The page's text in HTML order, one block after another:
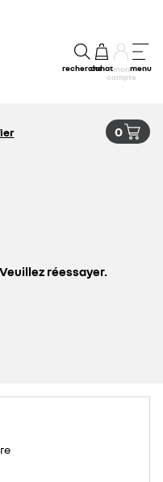
rechercheachatmon
compte
menu
0
réessayer.